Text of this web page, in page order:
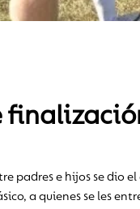
padres e hijos se dio
a quienes se les